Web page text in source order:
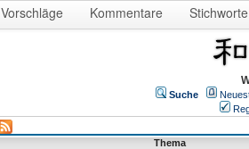
Vorschläge Kommentare Stichworte
Suche
Thema